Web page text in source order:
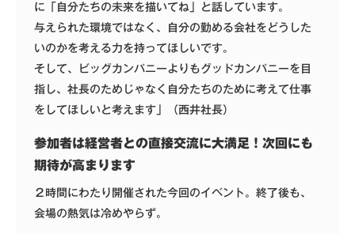
に「自分たちの未来を描いてね」と話しています。
与えられた環境ではなく、自分の勤める会社をどうした
いのかを考える力を持ってほしいです。
そして、ビッグカンパニーよりもグッドカンパニーを目
指し、社長のためじゃなく自分たちのために考えて仕事
をしてほしいと考えます」（西井社長）
参加者は経営者との直接交流に大満足！次回にも
期待が高まります
２時間にわたり開催された今回のイベント。終了後も、
会場の熱気は冷めやらず。